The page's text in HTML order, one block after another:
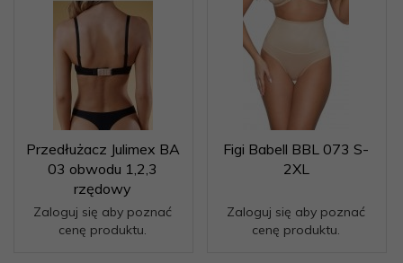
Przedłużacz Julimex BA
03 obwodu 1,2,3
rzędowy
Zaloguj się aby poznać
cenę produktu.
Figi Babell BBL 073 S-
2XL
Zaloguj się aby poznać
cenę produktu.